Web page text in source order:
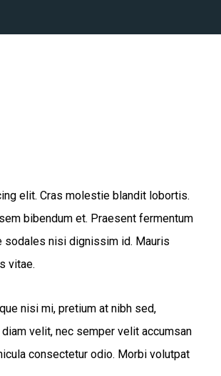
elit. Cras molestie blandit lobortis.
bibendum et. Praesent fermentum
sodales nisi dignissim id. Mauris
vitae.
nisi mi, pretium at nibh sed,
velit, nec semper velit accumsan
consectetur odio. Morbi volutpat